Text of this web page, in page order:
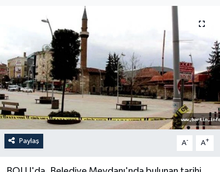
Paylaş A- A+
Siyaset
Spor
Tarım
Turizm
Yaşam
Yerel Yönetimler